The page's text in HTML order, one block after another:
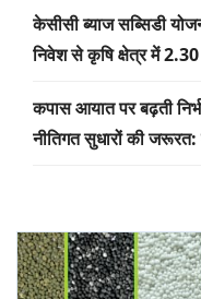
केसीसी ब्याज सब्सिडी
निवेश से कृषि क्षेत्र में
कपास आयात पर बढ़ती
नीतिगत सुधारों की